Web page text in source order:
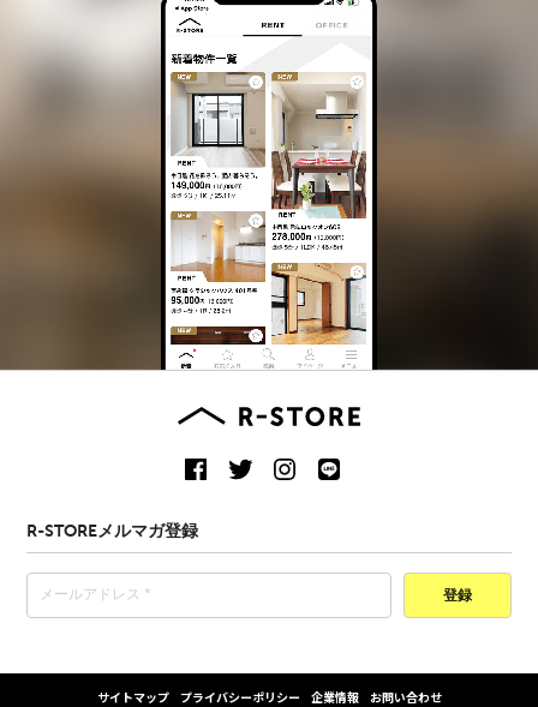
R-STOREメルマガ登録
登録
サイトマップ プライバシーポリシー 企業情報 お問い合わせ